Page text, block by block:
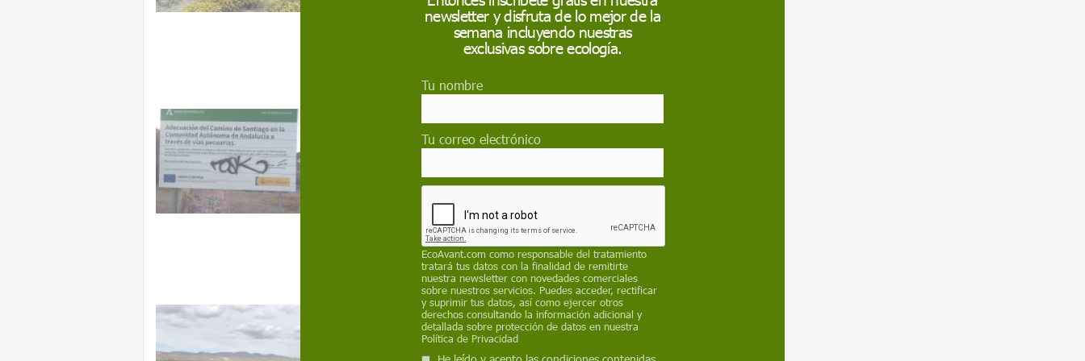
La empresa llevó a cabo actuaciones prohibidas en el
Parque Natural Cabo de Gata-Níjar que causaron una
"alteración permanente e irreversible" en zonas de un
"alto valor ambiental" y afectan a la flora y a la fauna
La Fiscalía abre diligencias para
pecuaria hasta El Algarrobico
solicitado al Ministerio Público que investigue las
actuaciones seguidas por el Ayuntamiento de
Carboneras ante la posible comisión de los delitos de
falsedad documental, contra los recursos naturales,
prevaricación y malversación de caudales públicos
Medio Ambiente
La Junta rechaza legalizar 90
hectáreas de frutales de regadío en
newsletter y disfruta de lo mejor de la
semana incluyendo nuestras
exclusivas sobre ecología.
Tu nombre
Tu correo electrónico
EcoAvant.com como responsable del tratamiento
tratará tus datos con la finalidad de remitirte
nuestra newsletter con novedades comerciales
sobre nuestros servicios. Puedes acceder, rectificar
y suprimir tus datos, así como ejercer otros
derechos consultando la información adicional y
detallada sobre protección de datos en nuestra
Política de Privacidad